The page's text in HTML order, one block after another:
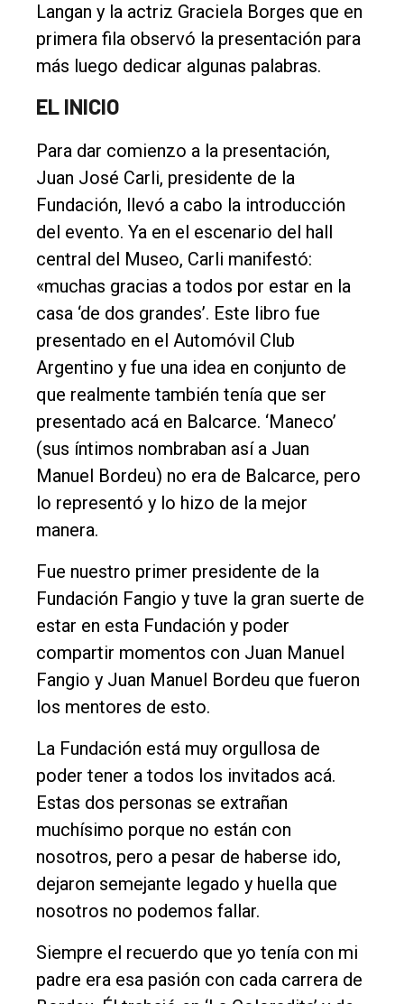
Balcarce
Tendencia
Int.
General
Política
Cultura
Entrevistas
Rural
Deportes
Fúnebres
Edición
Empresa
Nosotros
Contacto
Langan y la actriz Graciela Borges que en
primera fila observó la presentación para
más luego dedicar algunas palabras.
EL INICIO
Para dar comienzo a la presentación,
Juan José Carli, presidente de la
Fundación, llevó a cabo la introducción
del evento. Ya en el escenario del hall
central del Museo, Carli manifestó:
«muchas gracias a todos por estar en la
casa ‘de dos grandes’. Este libro fue
presentado en el Automóvil Club
Argentino y fue una idea en conjunto de
que realmente también tenía que ser
presentado acá en Balcarce. ‘Maneco’
(sus íntimos nombraban así a Juan
Manuel Bordeu) no era de Balcarce, pero
lo representó y lo hizo de la mejor
manera.
Fue nuestro primer presidente de la
Fundación Fangio y tuve la gran suerte de
estar en esta Fundación y poder
compartir momentos con Juan Manuel
Fangio y Juan Manuel Bordeu que fueron
los mentores de esto.
La Fundación está muy orgullosa de
poder tener a todos los invitados acá.
Estas dos personas se extrañan
muchísimo porque no están con
nosotros, pero a pesar de haberse ido,
dejaron semejante legado y huella que
nosotros no podemos fallar.
Siempre el recuerdo que yo tenía con mi
padre era esa pasión con cada carrera de